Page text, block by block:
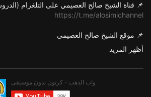
📌 قناة الشيخ صالح العصيمي على التلغرام
https://t.me/alosimichannel
📌 موقع الشيخ صالح العصيمي
https://j-eman.net/
أظهر المزيد